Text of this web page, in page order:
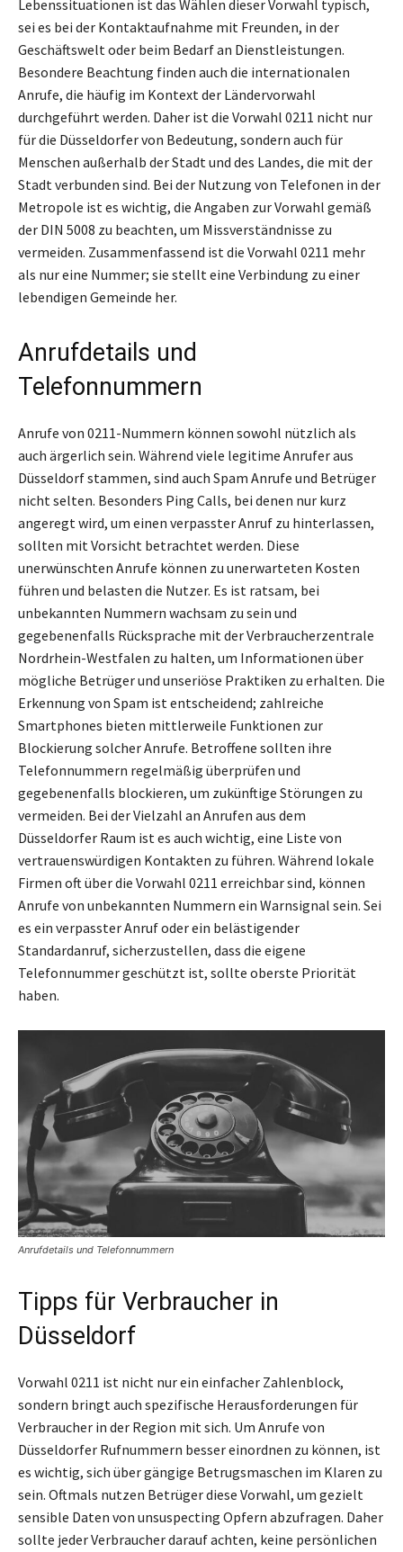
Lebenssituationen ist das Wählen dieser Vorwahl typisch,
sei es bei der Kontaktaufnahme mit Freunden, in der
Geschäftswelt oder beim Bedarf an Dienstleistungen.
Besondere Beachtung finden auch die internationalen
Anrufe, die häufig im Kontext der Ländervorwahl
durchgeführt werden. Daher ist die Vorwahl 0211 nicht nur
für die Düsseldorfer von Bedeutung, sondern auch für
Menschen außerhalb der Stadt und des Landes, die mit der
Stadt verbunden sind. Bei der Nutzung von Telefonen in der
Metropole ist es wichtig, die Angaben zur Vorwahl gemäß
der DIN 5008 zu beachten, um Missverständnisse zu
vermeiden. Zusammenfassend ist die Vorwahl 0211 mehr
als nur eine Nummer; sie stellt eine Verbindung zu einer
lebendigen Gemeinde her.
Anrufdetails und
Telefonnummern
Anrufe von 0211-Nummern können sowohl nützlich als
auch ärgerlich sein. Während viele legitime Anrufer aus
Düsseldorf stammen, sind auch Spam Anrufe und Betrüger
nicht selten. Besonders Ping Calls, bei denen nur kurz
angeregt wird, um einen verpasster Anruf zu hinterlassen,
sollten mit Vorsicht betrachtet werden. Diese
unerwünschten Anrufe können zu unerwarteten Kosten
führen und belasten die Nutzer. Es ist ratsam, bei
unbekannten Nummern wachsam zu sein und
gegebenenfalls Rücksprache mit der Verbraucherzentrale
Nordrhein-Westfalen zu halten, um Informationen über
mögliche Betrüger und unseriöse Praktiken zu erhalten. Die
Erkennung von Spam ist entscheidend; zahlreiche
Smartphones bieten mittlerweile Funktionen zur
Blockierung solcher Anrufe. Betroffene sollten ihre
Telefonnummern regelmäßig überprüfen und
gegebenenfalls blockieren, um zukünftige Störungen zu
vermeiden. Bei der Vielzahl an Anrufen aus dem
Düsseldorfer Raum ist es auch wichtig, eine Liste von
vertrauenswürdigen Kontakten zu führen. Während lokale
Firmen oft über die Vorwahl 0211 erreichbar sind, können
Anrufe von unbekannten Nummern ein Warnsignal sein. Sei
es ein verpasster Anruf oder ein belästigender
Standardanruf, sicherzustellen, dass die eigene
Telefonnummer geschützt ist, sollte oberste Priorität
haben.
Anrufdetails und Telefonnummern
Tipps für Verbraucher in
Düsseldorf
Vorwahl 0211 ist nicht nur ein einfacher Zahlenblock,
sondern bringt auch spezifische Herausforderungen für
Verbraucher in der Region mit sich. Um Anrufe von
Düsseldorfer Rufnummern besser einordnen zu können, ist
es wichtig, sich über gängige Betrugsmaschen im Klaren zu
sein. Oftmals nutzen Betrüger diese Vorwahl, um gezielt
sensible Daten von unsuspecting Opfern abzufragen. Daher
sollte jeder Verbraucher darauf achten, keine persönlichen